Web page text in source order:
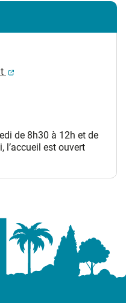
(ouverture dans un
de 8h30 à 12h et de
l’accueil est ouvert